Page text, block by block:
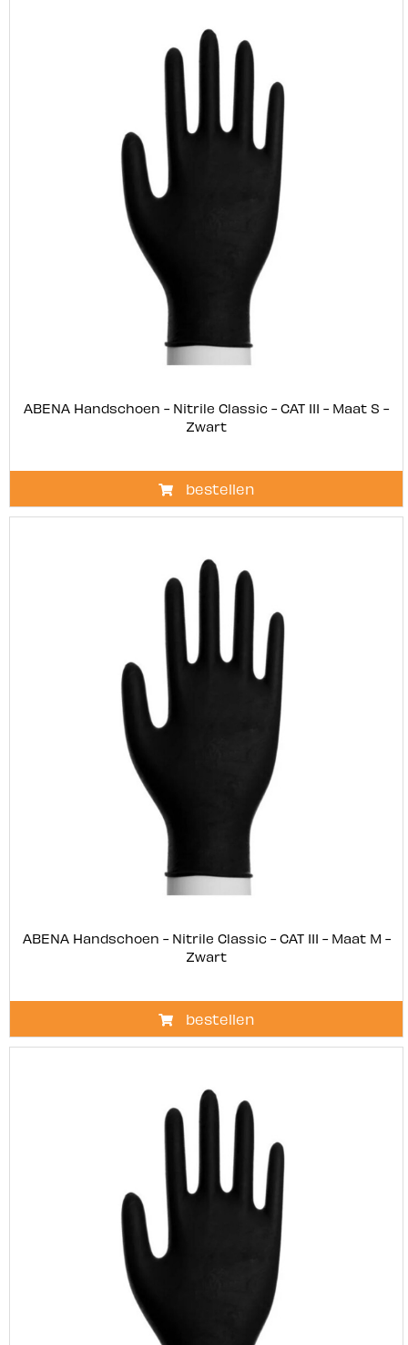
ABENA Handschoen - Nitrile Classic - CAT III - Maat S -
Zwart
bestellen
ABENA Handschoen - Nitrile Classic - CAT III - Maat M -
Zwart
bestellen